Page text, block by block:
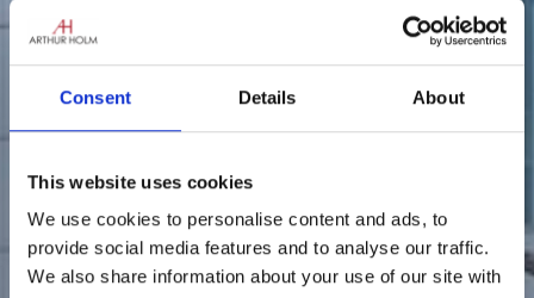
Consent Details About
This website uses cookies
We use cookies to personalise content and ads, to
provide social media features and to analyse our traffic.
We also share information about your use of our site with